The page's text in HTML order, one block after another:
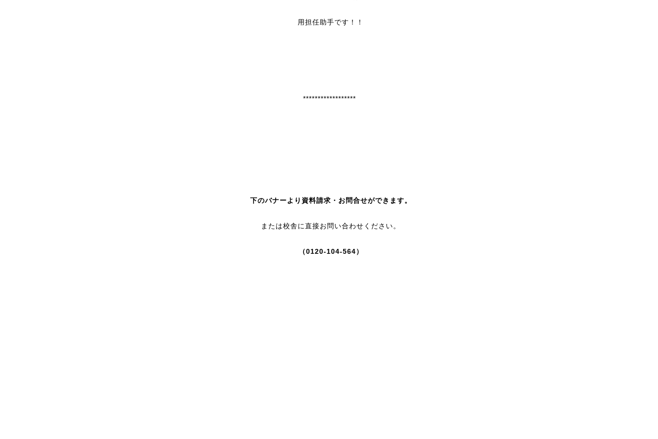
用担任助手です！！
******************
下のバナーより資料請求 ・お問合せができます。
または校舎に直接お問い合わせください。
（0120-104-564）